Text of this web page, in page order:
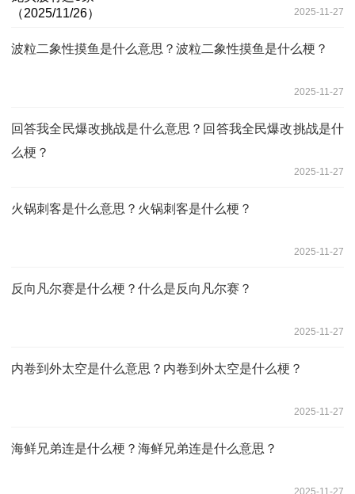
2025-11-27
波粒二象性摸鱼是什么意思？波粒二象性摸鱼是什么梗？
2025-11-27
回答我全民爆改挑战是什么意思？回答我全民爆改挑战是什
么梗？
2025-11-27
火锅刺客是什么意思？火锅刺客是什么梗？
2025-11-27
反向凡尔赛是什么梗？什么是反向凡尔赛？
2025-11-27
内卷到外太空是什么意思？内卷到外太空是什么梗？
2025-11-27
海鲜兄弟连是什么梗？海鲜兄弟连是什么意思？
2025-11-27